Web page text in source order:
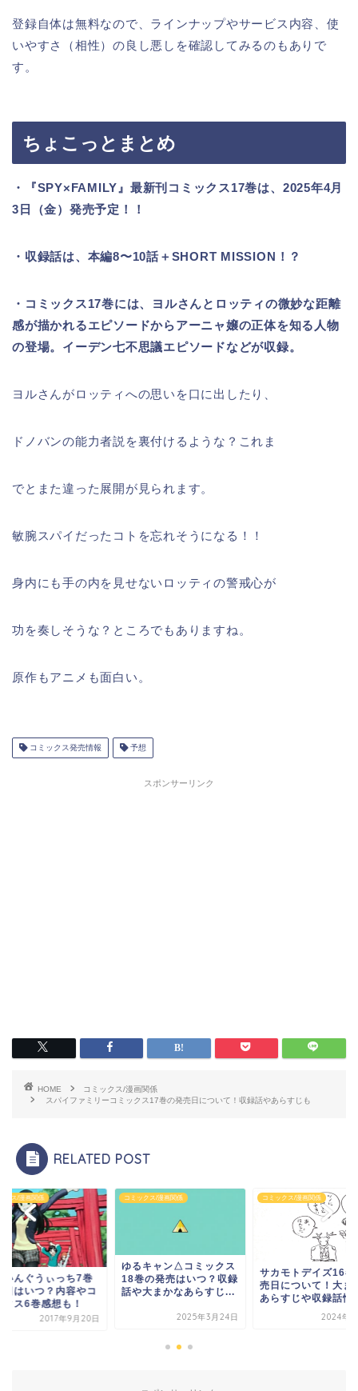
登録自体は無料なので、ラインナップやサービス内容、使
いやすさ（相性）の良し悪しを確認してみるのもありで
す。
ちょこっとまとめ
・『SPY×FAMILY』最新刊コミックス17巻は、2025年4月
3日（金）発売予定！！
・収録話は、本編8〜10話＋SHORT MISSION！？
・コミックス17巻には、ヨルさんとロッティの微妙な距離
感が描かれるエピソードからアーニャ嬢の正体を知る人物
の登場。イーデン七不思議エピソードなどが収録。
ヨルさんがロッティへの思いを口に出したり、
ドノバンの能力者説を裏付けるような？これま
でとまた違った展開が見られます。
敏腕スパイだったコトを忘れそうになる！！
身内にも手の内を見せないロッティの警戒心が
功を奏しそうな？ところでもありますね。
原作もアニメも面白い。
コミックス発売情報 予想
スポンサーリンク
HOME
コミックス/漫画関係
スパイファミリーコミックス17巻の発売日について！収録話やあらすじも
RELATED POST
クス/漫画関係
キャン△コミックス
の発売はいつ？収録
大まかなあらすじ...
2025年3月24日
コミックス/漫画関係
サカモトデイズ16巻の発
売日について！大まかな
あらすじや収録話情報...
2024年1月6日
コミックス/漫画関係
ふらいんぐうぃっち
発売日はいつ？内容
ミックス6巻感想も
2017年9